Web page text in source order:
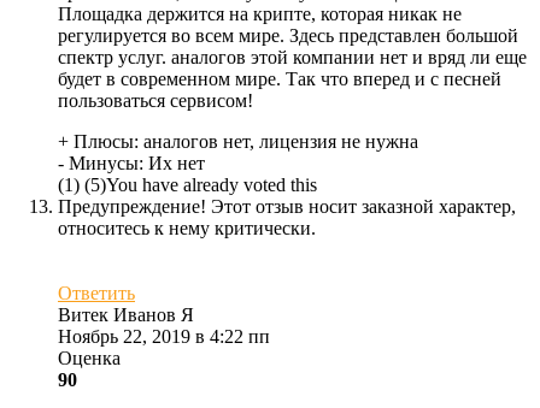
Площадка держится на крипте, которая никак не
регулируется во всем мире. Здесь представлен большой
спектр услуг. аналогов этой компании нет и вряд ли еще
будет в современном мире. Так что вперед и с песней
пользоваться сервисом!
+ Плюсы: аналогов нет, лицензия не нужна
- Минусы: Их нет
(1) (5)You have already voted this
Предупреждение! Этот отзыв носит заказной характер,
относитесь к нему критически.
Ответить
Витек Иванов Я
Ноябрь 22, 2019 в 4:22 пп
Оценка
90